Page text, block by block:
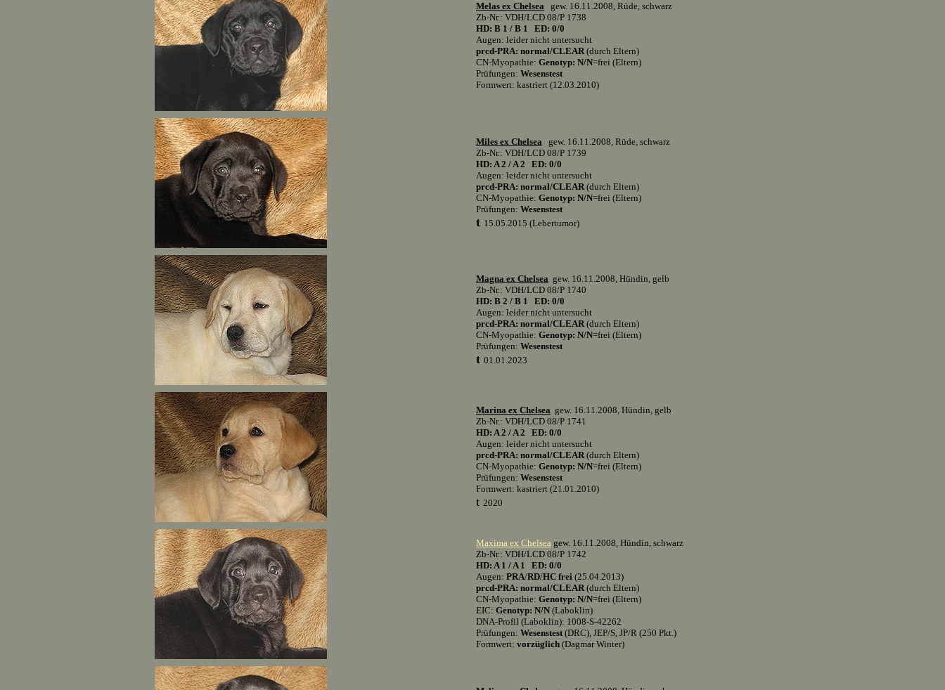
Melas ex Chelsea gew. 16.11.2008, Rüde, schwarz
Zb-Nr.: VDH/LCD 08/P 1738
HD: B 1 / B 1 ED: 0/0
Augen: leider nicht untersucht
prcd-PRA: normal/CLEAR(durch Eltern)
CN-Myopathie: Genotyp: N/N=frei (Eltern)
Prüfungen: Wesenstest
Formwert: kastriert (12.03.2010)
Miles ex Chelsea gew. 16.11.2008, Rüde, schwarz
Zb-Nr.: VDH/LCD 08/P 1739
HD: A 2 / A 2 ED: 0/0
Augen: leider nicht untersucht
prcd-PRA: normal/CLEAR(durch Eltern)
CN-Myopathie: Genotyp: N/N=frei (Eltern)
Prüfungen: Wesenstest
t 15.05.2015 (Lebertumor)
Magna ex Chelsea gew. 16.11.2008, Hündin, gelb
Zb-Nr.: VDH/LCD 08/P 1740
HD: B 2 / B 1 ED: 0/0
Augen: leider nicht untersucht
prcd-PRA: normal/CLEAR(durch Eltern)
CN-Myopathie: Genotyp: N/N=frei (Eltern)
Prüfungen: Wesenstest
t 01.01.2023
Marina ex Chelsea gew. 16.11.2008, Hündin, gelb
Zb-Nr.: VDH/LCD 08/P 1741
HD: A 2 / A 2 ED: 0/0
Augen: leider nicht untersucht
prcd-PRA: normal/CLEAR(durch Eltern)
CN-Myopathie: Genotyp: N/N=frei (Eltern)
Prüfungen: Wesenstest
Formwert: kastriert (21.01.2010)
t 2020
Maxima ex Chelsea gew. 16.11.2008, Hündin, schwarz
Zb-Nr.: VDH/LCD 08/P 1742
HD: A 1 / A 1 ED: 0/0
Augen: PRA/RD/HC frei (25.04.2013)
prcd-PRA: normal/CLEAR(durch Eltern)
CN-Myopathie: Genotyp: N/N=frei (Eltern)
EIC: Genotyp: N/N (Laboklin)
DNA-Profil (Laboklin): 1008-S-42262
Prüfungen: Wesenstest (DRC), JEP/S, JP/R (250 Pkt.)
Formwert: vorzüglich (Dagmar Winter)